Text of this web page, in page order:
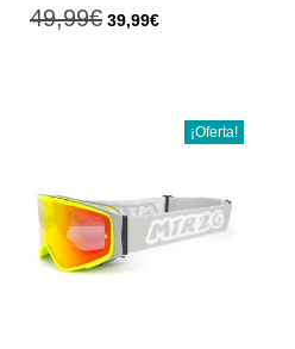
49,99€ 39,99€
¡Oferta!